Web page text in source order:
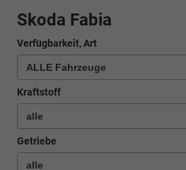
Skoda Fabia
Verfügbarkeit, Art
Kraftstoff
Getriebe